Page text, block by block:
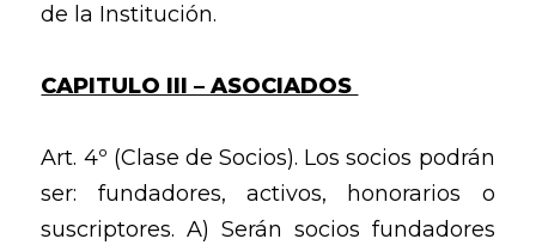
de la Institución.
CAPITULO III – ASOCIADOS
Art. 4º (Clase de Socios). Los socios podrán
ser: fundadores, activos, honorarios o
suscriptores. A) Serán socios fundadores